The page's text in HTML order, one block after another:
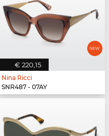
€ 220,15
Nina Ricci
SNR487 - 07AY